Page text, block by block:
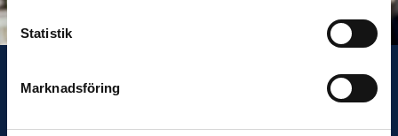
Statistik
Marknadsföring